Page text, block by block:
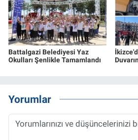
Battalgazi Belediyesi Yaz
Okulları Şenlikle Tamamlandı
Yorumlar